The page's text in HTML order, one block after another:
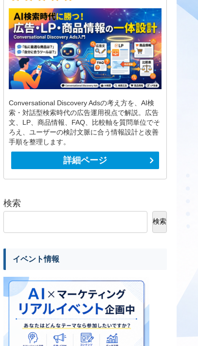
Conversational Discovery Adsの考え方を、AI検
索・対話型検索時代の広告運用視点で解説。広告
文、LP、商品情報、FAQ、比較軸を質問単位でそ
ろえ、ユーザーの検討文脈に合う情報設計と改善
手順を整理します。
詳細ページ
検索
検索
イベント情報